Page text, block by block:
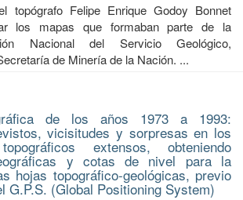
topógrafo Felipe Enrique Godoy Bonnet
los mapas que formaban parte de la
Nacional del Servicio Geológico,
de Minería de la Nación. ...
de los años 1973 a 1993:
vicisitudes y sorpresas en los
extensos, obteniendo
y cotas de nivel para la
hojas topográfico-geológicas, previo
G.P.S. (Global Positioning System)